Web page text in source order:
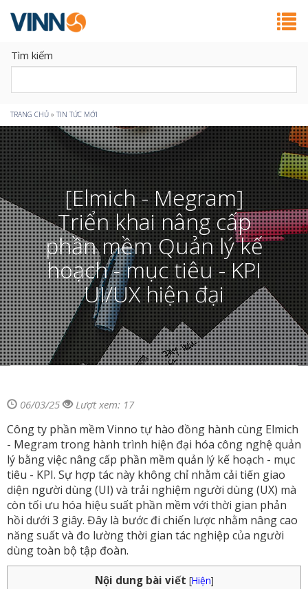
Tìm kiếm
Bạn
đang
ở
đây
TRANG CHỦ » TIN TỨC MỚI
[Elmich - Megram]
Triển khai nâng cấp
phần mềm Quản lý kế
hoạch - mục tiêu - KPI
UI/UX hiện đại
06/03/25 Lượt xem: 17
Công ty phần mềm Vinno tự hào đồng hành cùng Elmich
- Megram trong hành trình hiện đại hóa công nghệ quản
lý bằng việc nâng cấp phần mềm quản lý kế hoạch - mục
tiêu - KPI. Sự hợp tác này không chỉ nhằm cải tiến giao
diện người dùng (UI) và trải nghiệm người dùng (UX) mà
còn tối ưu hóa hiệu suất phần mềm với thời gian phản
hồi dưới 3 giây. Đây là bước đi chiến lược nhằm nâng cao
năng suất và đo lường thời gian tác nghiệp của người
dùng toàn bộ tập đoàn.
Nội dung bài viết [Hiện]